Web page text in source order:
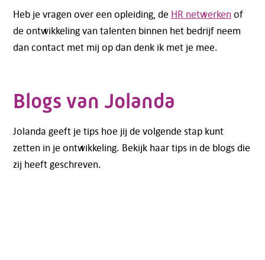
Heb je vragen over een opleiding, de HR netwerkenof
de ontwikkeling van talenten binnen het bedrijf neem
dan contact met mij op dan denk ik met je mee.
Blogs van Jolanda
Jolanda geeft je tips hoe jij de volgende stap kunt
zetten in je ontwikkeling. Bekijk haar tips in de blogs die
zij heeft geschreven.